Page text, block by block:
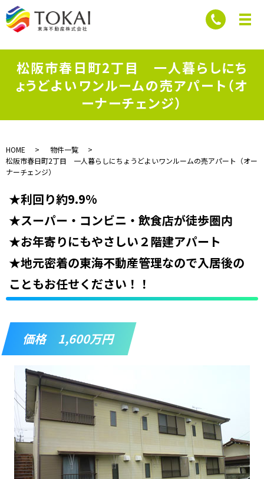
松阪市春日町2丁目 一人暮らしにち
ょうどよいワンルームの売アパート（オ
ーナーチェンジ）
HOME
物件一覧
松阪市春日町2丁目 一人暮らしにちょうどよいワンルームの売アパート（オー
ナーチェンジ）
★利回り約9.9%
★スーパー・コンビニ・飲食店が徒歩圏内
★お年寄りにもやさしい２階建アパート
★地元密着の東海不動産管理なので入居後の
こともお任せください！！
価格 1,600万円